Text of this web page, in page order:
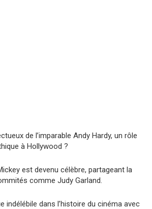
de l’imparable Andy Hardy, un rôle
à Hollywood ?
est devenu célèbre, partageant la
comme Judy Garland.
indélébile dans l’histoire du cinéma avec